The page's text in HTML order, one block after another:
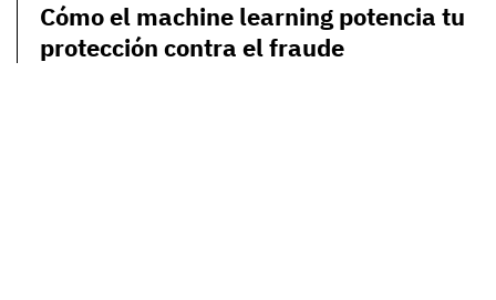
Cómo el machine learning potencia tu
protección contra el fraude